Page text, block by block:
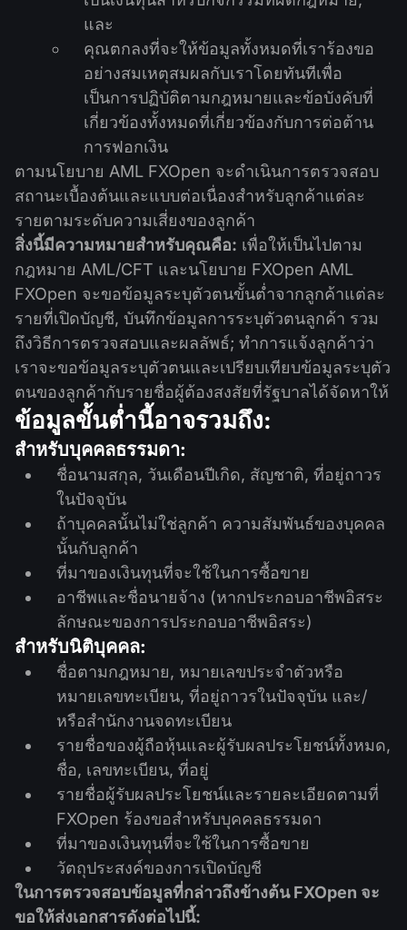
และ
คุณตกลงที่จะให้ข้อมูลทั้งหมดที่เราร้องขอ
อย่างสมเหตุสมผลกับเราโดยทันทีเพื่อ
เป็นการปฏิบัติตามกฎหมายและข้อบังคับที่
เกี่ยวข้องทั้งหมดที่เกี่ยวข้องกับการต่อต้าน
การฟอกเงิน
ตามนโยบาย AML FXOpen จะดำเนินการตรวจสอบ
สถานะเบื้องต้นและแบบต่อเนื่องสำหรับลูกค้าแต่ละ
รายตามระดับความเสี่ยงของลูกค้า
สิ่งนี้มีความหมายสำหรับคุณคือ: เพื่อให้เป็นไปตาม
กฎหมาย AML/CFT และนโยบาย FXOpen AML
FXOpen จะขอข้อมูลระบุตัวตนขั้นต่ำจากลูกค้าแต่ละ
รายที่เปิดบัญชี, บันทึกข้อมูลการระบุตัวตนลูกค้า รวม
ถึงวิธีการตรวจสอบและผลลัพธ์; ทำการแจ้งลูกค้าว่า
เราจะขอข้อมูลระบุตัวตนและเปรียบเทียบข้อมูลระบุตัว
ตนของลูกค้ากับรายชื่อผู้ต้องสงสัยที่รัฐบาลได้จัดหาให้
ข้อมูลขั้นต่ำนี้อาจรวมถึง:
สำหรับบุคคลธรรมดา:
ชื่อนามสกุล, วันเดือนปีเกิด, สัญชาติ, ที่อยู่ถาวร
ในปัจจุบัน
ถ้าบุคคลนั้นไม่ใช่ลูกค้า ความสัมพันธ์ของบุคคล
นั้นกับลูกค้า
ที่มาของเงินทุนที่จะใช้ในการซื้อขาย
อาชีพและชื่อนายจ้าง (หากประกอบอาชีพอิสระ
ลักษณะของการประกอบอาชีพอิสระ)
สำหรับนิติบุคคล:
ชื่อตามกฎหมาย, หมายเลขประจำตัวหรือ
หมายเลขทะเบียน, ที่อยู่ถาวรในปัจจุบัน และ/
หรือสำนักงานจดทะเบียน
รายชื่อของผู้ถือหุ้นและผู้รับผลประโยชน์ทั้งหมด,
ชื่อ, เลขทะเบียน, ที่อยู่
รายชื่อผู้รับผลประโยชน์และรายละเอียดตามที่
FXOpen ร้องขอสำหรับบุคคลธรรมดา
ที่มาของเงินทุนที่จะใช้ในการซื้อขาย
วัตถุประสงค์ของการเปิดบัญชี
ในการตรวจสอบข้อมูลที่กล่าวถึงข้างต้น FXOpen จะ
ขอให้ส่งเอกสารดังต่อไปนี้: